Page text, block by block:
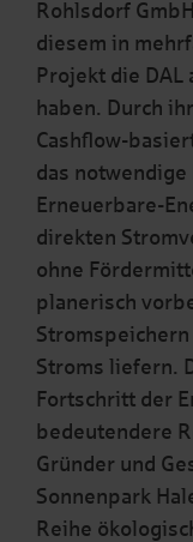
Rohlsdorf
diesem in
Projekt die DAL
haben. Durch
Cashflow-
das
Erneuerbare-
direkten
ohne
planerisch
Stroms liefern.
Fortschritt der
bedeutendere
Gründer und
Sonnenpark
Reihe